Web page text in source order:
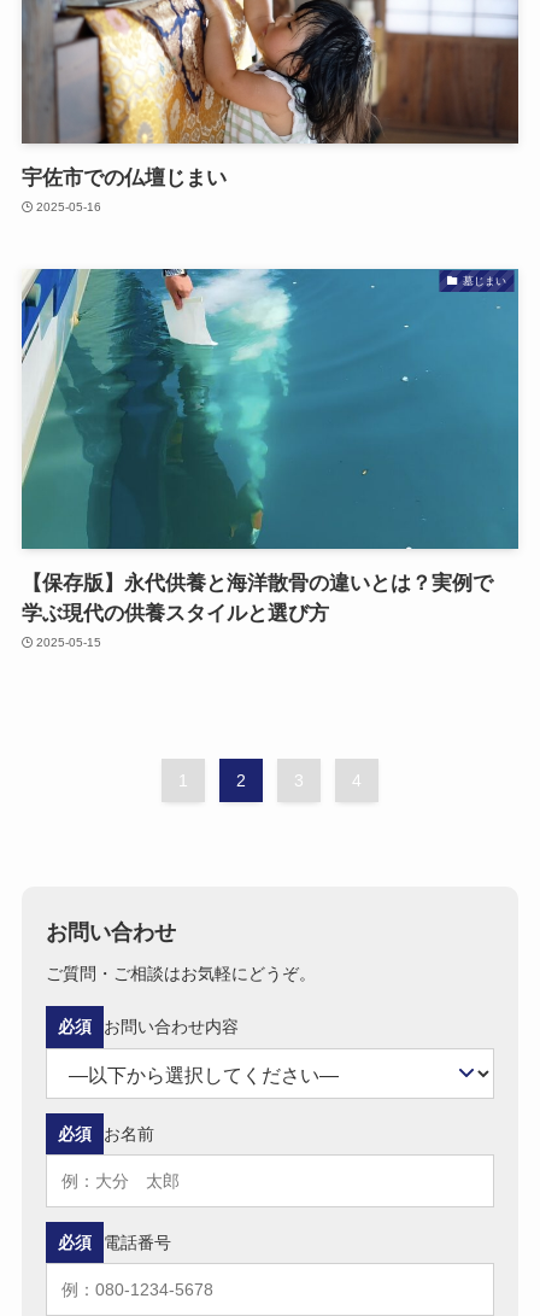
宇佐市での​仏壇じまい
2025-05-16
墓じまい
【保存版】永代供養と​海洋散骨の​違いとは？​実例で​
学ぶ現代の​供養スタイルと​選び方
2025-05-15
1 2 3 4
お問い合わせ
ご質問・ご相談はお気軽にどうぞ。
お問い合わせ内容
必須
お名前
必須
電話番号
必須